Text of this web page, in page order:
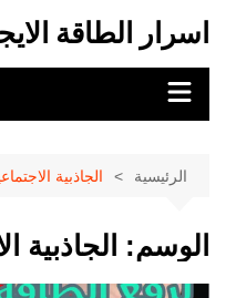
المحتوى
اسرار الطاقة
الرئيسية الجاذبية
الوسم: الجاذبية